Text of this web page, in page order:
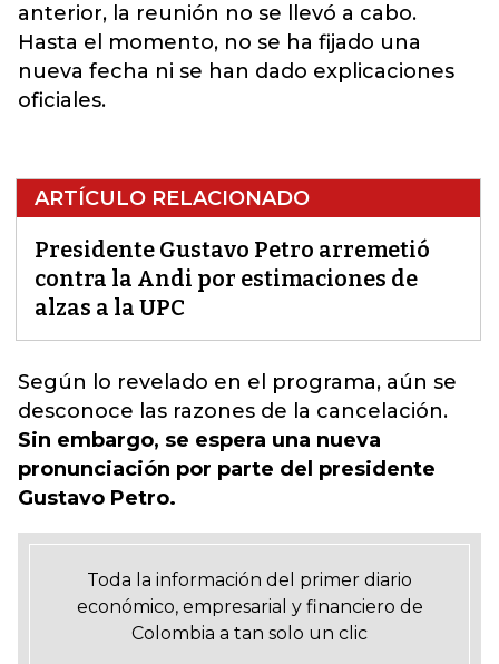
anterior, la reunión no se llevó a cabo.
Hasta el momento, no se ha fijado una
nueva fecha ni se han dado explicaciones
oficiales.
ARTÍCULO RELACIONADO
Presidente Gustavo Petro arremetió
contra la Andi por estimaciones de
alzas a la UPC
Según lo revelado en el programa, aún se
desconoce las razones de la cancelación.
Sin embargo, se espera una nueva
pronunciación por parte del presidente
Gustavo Petro.
Toda la información del primer diario
económico, empresarial y financiero de
Colombia a tan solo un clic